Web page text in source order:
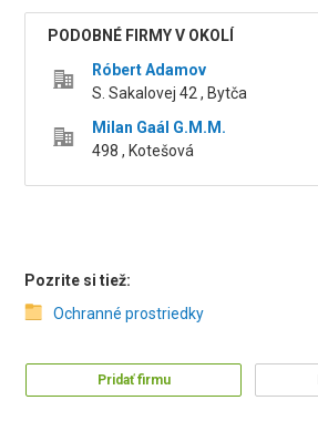
PODOBNÉ FIRMY V OKOLÍ
Róbert Adamov
S. Sakalovej 42 , Bytča
Milan Gaál G.M.M.
498 , Kotešová
Pozrite si tiež:
Ochranné prostriedky
Pridať firmu